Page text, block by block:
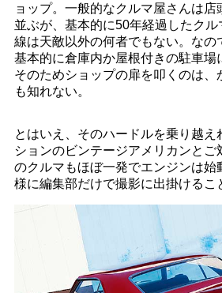
ョップ。一般的なクルマ屋さんは店
並ぶが、基本的に50年経過したク
線は天敵以外の何者でもない。なの
基本的に倉庫内か屋根付きの駐車場
そのためショップの扉を叩くのは、
も知れない。
とはいえ、そのハードルを乗り越え
ションのビンテージアメリカンとご
のクルマもほぼ一発でエンジンは始
様に編集部だけで撮影に出掛けるこ